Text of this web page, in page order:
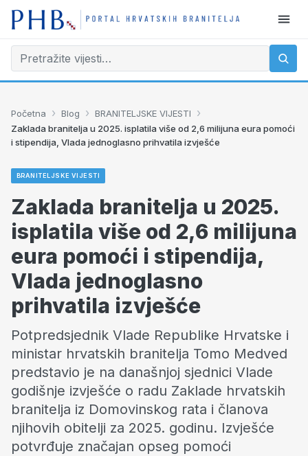
Početna › Blog › BRANITELJSKE VIJESTI ›
Zaklada branitelja u 2025. isplatila više od 2,6 milijuna eura pomoći
i stipendija, Vlada jednoglasno prihvatila izvješće
BRANITELJSKE VIJESTI
Zaklada branitelja u 2025.
isplatila više od 2,6 milijuna
eura pomoći i stipendija,
Vlada jednoglasno
prihvatila izvješće
Potpredsjednik Vlade Republike Hrvatske i
ministar hrvatskih branitelja Tomo Medved
predstavio je na današnjoj sjednici Vlade
godišnje izvješće o radu Zaklade hrvatskih
branitelja iz Domovinskog rata i članova
njihovih obitelji za 2025. godinu. Izvješće
potvrđuje značajan opseg pomoći